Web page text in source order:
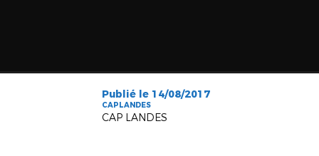
Publié le 14/08/2017
CAPLANDES
CAP LANDES